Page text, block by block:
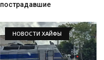
пострадавшие
НОВОСТИ ХАЙФЫ